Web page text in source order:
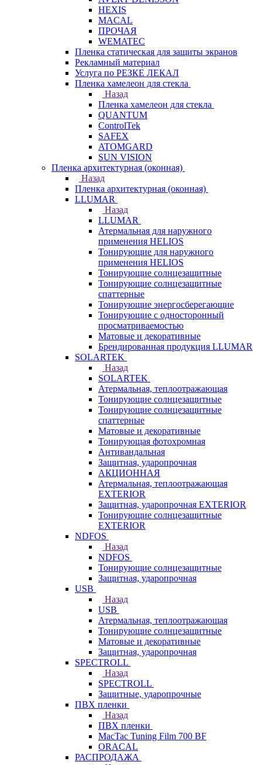
HEXIS
MACAL
ПРОЧАЯ
WEMATEC
Пленка статическая для защиты экранов
Рекламный материал
Услуга по РЕЗКЕ ЛЕКАЛ
Пленка хамелеон для стекла
Назад
Пленка хамелеон для стекла
QUANTUM
ControlTek
SAFEX
ATOMGARD
SUN VISION
Пленка архитектурная (оконная)
Назад
Пленка архитектурная (оконная)
LLUMAR
Назад
LLUMAR
Атермальная для наружного
применения HELIOS
Тонирующие для наружного
применения HELIOS
Тонирующие солнцезащитные
Тонирующие солнцезащитные
спаттерные
Тонирующие энергосберегающие
Тонирующие с односторонный
просматриваемостью
Матовые и декоративные
Брендированная продукция LLUMAR
SOLARTEK
Назад
SOLARTEK
Атермальная, теплоотражающая
Тонирующие солнцезащитные
Тонирующие солнцезащитные
спаттерные
Матовые и декоративные
Тонирующая фотохромная
Антивандальная
Защитная, ударопрочная
АКЦИОННАЯ
Атермальная, теплоотражающая
EXTERIOR
Защитная, ударопрочная EXTERIOR
Тонирующие солнцезащитные
EXTERIOR
NDFOS
Назад
NDFOS
Тонирующие солнцезащитные
Защитная, ударопрочная
USB
Назад
USB
Атермальная, теплоотражающая
Тонирующие солнцезащитные
Матовые и декоративные
Защитная, ударопрочная
SPECTROLL
Назад
SPECTROLL
Защитные, ударопрочные
ПВХ пленки
Назад
ПВХ пленки
MacTac Tuning Film 700 BF
ORACAL
РАСПРОДАЖА